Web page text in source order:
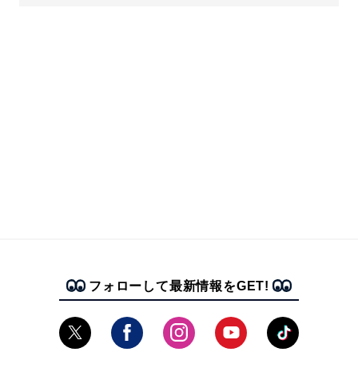
フォローして最新情報をGET!